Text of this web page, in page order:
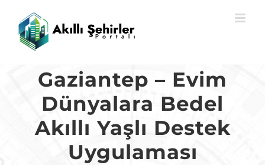
content
Gaziantep – Evim
Dünyalara Bedel
Akıllı Yaşlı Destek
Uygulaması